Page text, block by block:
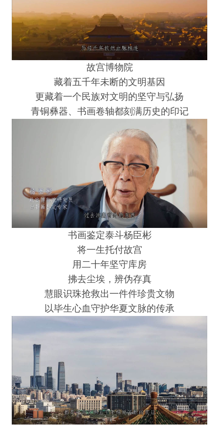
故宫博物院
藏着五千年未断的文明基因
更藏着一个民族对文明的坚守与弘扬
青铜彝器、书画卷轴都刻满历史的印记
书画鉴定泰斗杨臣彬
将一生托付故宫
用二十年坚守库房
拂去尘埃，辨伪存真
慧眼识珠抢救出一件件珍贵文物
以毕生心血守护华夏文脉的传承